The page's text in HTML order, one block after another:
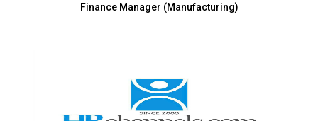
Finance Manager (Manufacturing)